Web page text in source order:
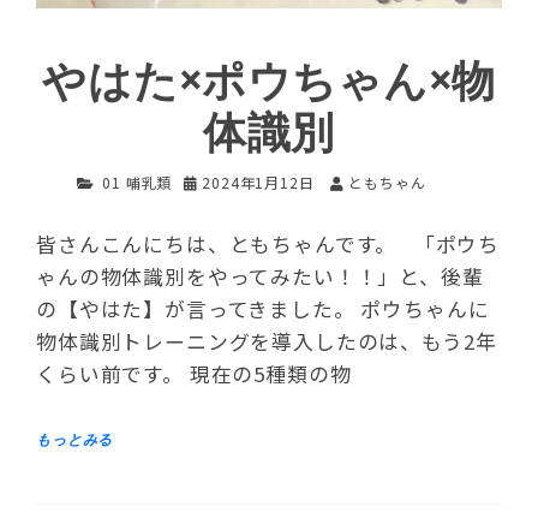
やはた×ポウちゃん×物
体識別
01 哺乳類 2024年1月12日 ともちゃん
皆さんこんにちは、ともちゃんです。 「ポウち
ゃんの物体識別をやってみたい！！」と、後輩
の【やはた】が言ってきました。 ポウちゃんに
物体識別トレーニングを導入したのは、もう2年
くらい前です。 現在の5種類の物